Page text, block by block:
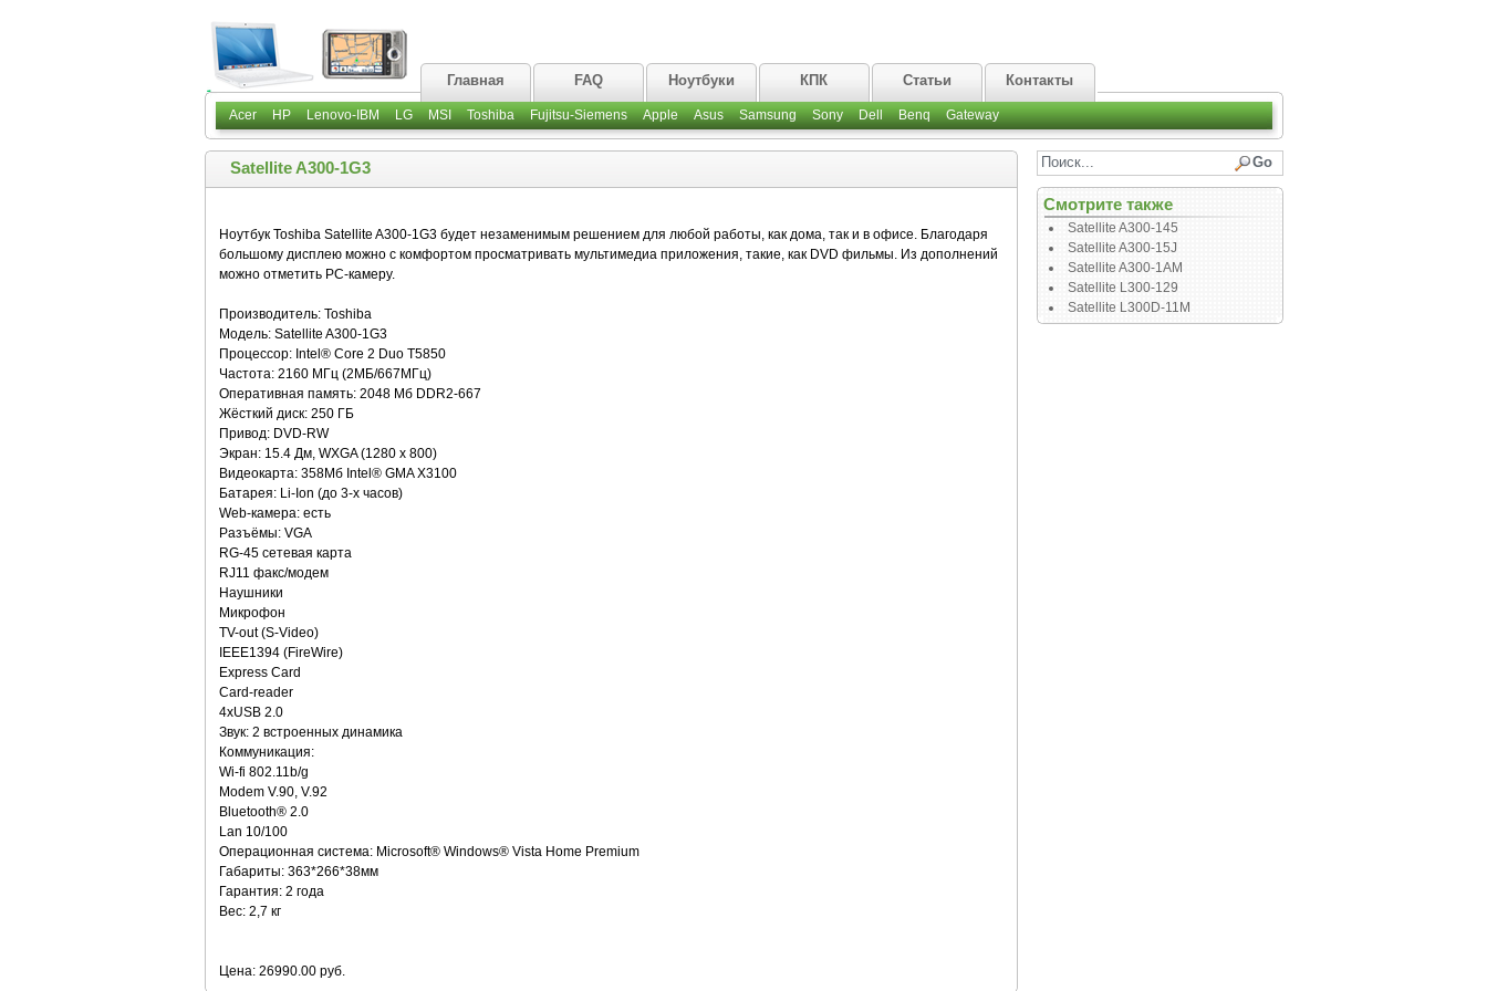
Главная FAQ Ноутбуки КПК Статьи Контакты
Acer HP Lenovo-IBM LG MSI Toshiba Fujitsu-Siemens Apple Asus Samsung Sony Dell Benq Gateway
Satellite A300-1G3
Ноутбук Toshiba Satellite A300-1G3 будет незаменимым решением для любой работы, как дома, так и в офисе. Благодаря
большому дисплею можно с комфортом просматривать мультимедиа приложения, такие, как DVD фильмы. Из дополнений
можно отметить PC-камеру.
Производитель: Toshiba
Модель: Satellite A300-1G3
Процессор: Intel® Core 2 Duo T5850
Частота: 2160 МГц (2МБ/667МГц)
Оперативная память: 2048 Мб DDR2-667
Жёсткий диск: 250 ГБ
Привод: DVD-RW
Экран: 15.4 Дм, WXGA (1280 x 800)
Видеокарта: 358Мб Intel® GMA X3100
Батарея: Li-Ion (до 3-х часов)
Web-камера: есть
Разъёмы: VGA
RG-45 сетевая карта
RJ11 факс/модем
Наушники
Микрофон
TV-out (S-Video)
IEEE1394 (FireWire)
Express Card
Card-reader
4хUSB 2.0
Звук: 2 встроенных динамика
Коммуникация:
Wi-fi 802.11b/g
Modem V.90, V.92
Bluetooth® 2.0
Lan 10/100
Операционная система: Microsoft® Windows® Vista Home Premium
Габариты: 363*266*38мм
Гарантия: 2 года
Вес: 2,7 кг
Цена: 26990.00 руб.
Смотрите также
Satellite A300-145
Satellite A300-15J
Satellite A300-1AM
Satellite L300-129
Satellite L300D-11M